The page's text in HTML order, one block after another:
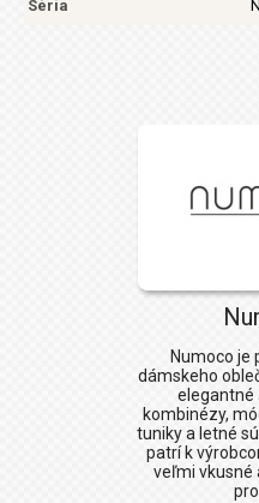
Séria
Numoco je
dámskeho
elegantné
kombinézy,
tuniky a letné
patrí k
veľmi vkusné